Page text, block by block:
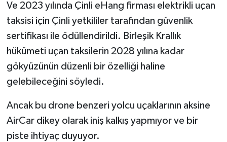
Ve 2023 yılında Çinli eHang firması elektrikli uçan
taksisi için Çinli yetkililer tarafından güvenlik
sertifikası ile ödüllendirildi. Birleşik Krallık
hükümeti uçan taksilerin 2028 yılına kadar
gökyüzünün düzenli bir özelliği haline
gelebileceğini söyledi.
Ancak bu drone benzeri yolcu uçaklarının aksine
AirCar dikey olarak iniş kalkış yapmıyor ve bir
piste ihtiyaç duyuyor.